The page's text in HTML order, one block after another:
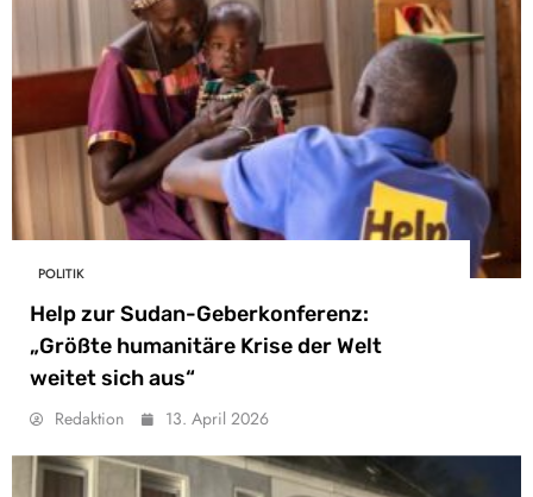
POLITIK
Help zur Sudan-Geberkonferenz:
„Größte humanitäre Krise der Welt
weitet sich aus“
Redaktion 13. April 2026